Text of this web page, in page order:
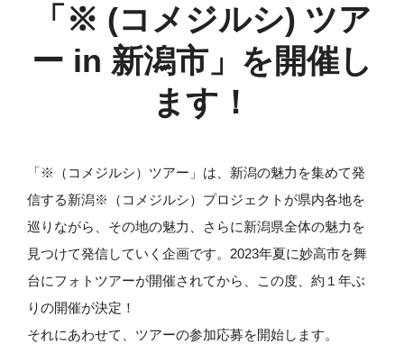
「※ (コメジルシ) ツア
ー in 新潟市」を開催し
ます！
「※（コメジルシ）ツアー」は、新潟の魅力を集めて発
信する新潟※（コメジルシ）プロジェクトが県内各地を
巡りながら、その地の魅力、さらに新潟県全体の魅力を
見つけて発信していく企画です。2023年夏に妙高市を舞
台にフォトツアーが開催されてから、この度、約１年ぶ
りの開催が決定！
それにあわせて、ツアーの参加応募を開始します。